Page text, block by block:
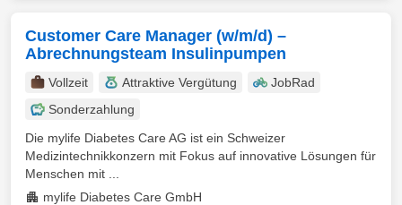
Customer Care Manager (w/m/d) –
Abrechnungsteam Insulinpumpen
Vollzeit Attraktive Vergütung
JobRad
Sonderzahlung
Die mylife Diabetes Care AG ist ein Schweizer
Medizintechnikkonzern mit Fokus auf innovative Lösungen für
Menschen mit ...
mylife Diabetes Care GmbH